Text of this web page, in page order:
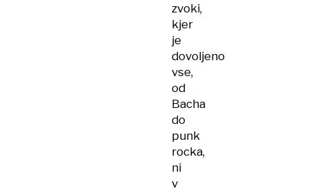
zvoki,
kjer
je
dovoljeno
vse,
od
Bacha
do
punk
rocka,
ni
v